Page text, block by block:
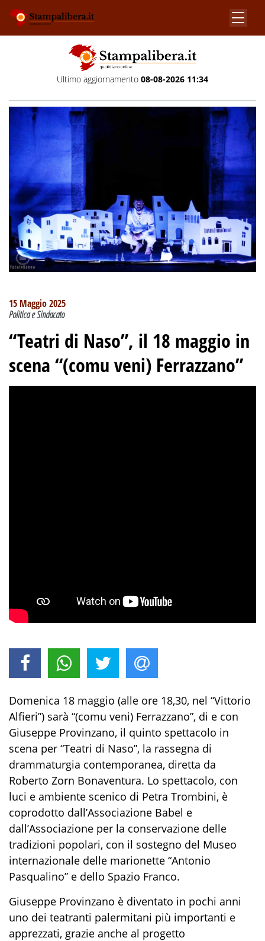
Ultimo aggiornamento 08-08-2026 11:34
15 Maggio 2025
Politica e Sindacato
“Teatri di Naso”, il 18 maggio in
scena “(comu veni) Ferrazzano”
Domenica 18 maggio (alle ore 18,30, nel “Vittorio
Alfieri”) sarà “(comu veni) Ferrazzano”, di e con
Giuseppe Provinzano, il quinto spettacolo in
scena per “Teatri di Naso”, la rassegna di
drammaturgia contemporanea, diretta da
Roberto Zorn Bonaventura. Lo spettacolo, con
luci e ambiente scenico di Petra Trombini, è
coprodotto dall’Associazione Babel e
dall’Associazione per la conservazione delle
tradizioni popolari, con il sostegno del Museo
internazionale delle marionette “Antonio
Pasqualino” e dello Spazio Franco.
Giuseppe Provinzano è diventato in pochi anni
uno dei teatranti palermitani più importanti e
apprezzati, grazie anche al progetto